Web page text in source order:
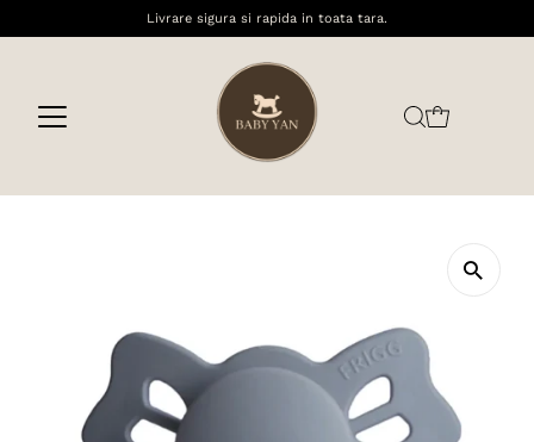
Livrare sigura si rapida in toata tara.